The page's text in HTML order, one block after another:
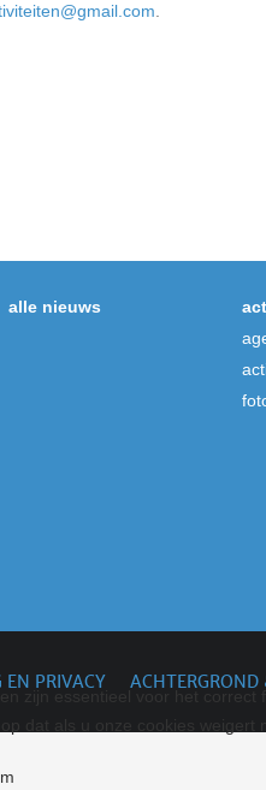
alle nieuws
EN PRIVACY
zijn essentieel voor het
dat als u onze cookies weigert